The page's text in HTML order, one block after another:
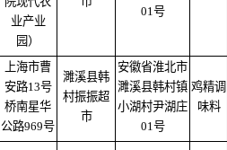
业产业
园）
01号
上海市曹
安路13号
桥南星华
公路969号
濉溪县韩
村振振超
市
安徽省淮北市
濉溪县韩村镇
小湖村尹湖庄
01号
鸡精调
味料